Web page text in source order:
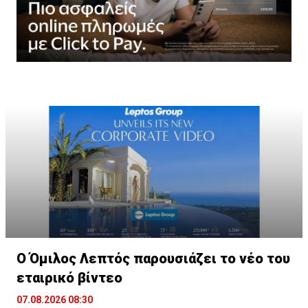
Ο Όμιλος Λεπτός παρουσιάζει το νέο του
εταιρικό βίντεο
07.08.2026 08:30